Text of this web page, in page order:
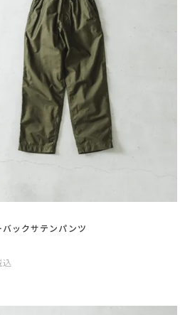
バックサテンパンツ
込